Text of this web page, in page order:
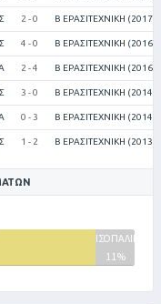
2 - 0 Β ΕΡΑΣΙΤΕΧΝΙΚΗ (2017-
4 - 0 Β ΕΡΑΣΙΤΕΧΝΙΚΗ (2016-
2 - 4 Β ΕΡΑΣΙΤΕΧΝΙΚΗ (2016-
3 - 0 Β ΕΡΑΣΙΤΕΧΝΙΚΗ (2014-
0 - 3 Β ΕΡΑΣΙΤΕΧΝΙΚΗ (2014-
1 - 2 Β ΕΡΑΣΙΤΕΧΝΙΚΗ (2013-
ΙΣΟΠΑΛΙΕΣ
11%